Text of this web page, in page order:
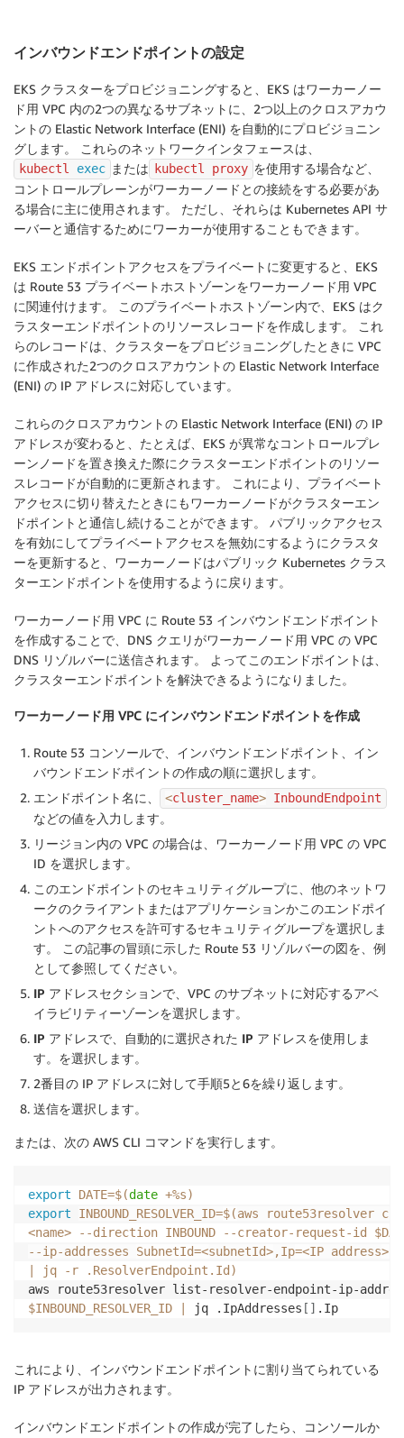
インバウンドエンドポイントの設定
EKS クラスターをプロビジョニングすると、EKS はワーカーノー
ド用 VPC 内の2つの異なるサブネットに、2つ以上のクロスアカウ
ントの Elastic Network Interface (ENI) を自動的にプロビジョニン
グします。 これらのネットワークインタフェースは、
kubectl exec または kubectl proxy を使用する場合など、
コントロールプレーンがワーカーノードとの接続をする必要があ
る場合に主に使用されます。 ただし、それらは Kubernetes API サ
ーバーと通信するためにワーカーが使用することもできます。
EKS エンドポイントアクセスをプライベートに変更すると、EKS
は Route 53 プライベートホストゾーンをワーカーノード用 VPC
に関連付けます。 このプライベートホストゾーン内で、EKS はク
ラスターエンドポイントのリソースレコードを作成します。 これ
らのレコードは、クラスターをプロビジョニングしたときに VPC
に作成された2つのクロスアカウントの Elastic Network Interface
(ENI) の IP アドレスに対応しています。
これらのクロスアカウントの Elastic Network Interface (ENI) の IP
アドレスが変わると、たとえば、EKS が異常なコントロールプレ
ーンノードを置き換えた際にクラスターエンドポイントのリソー
スレコードが自動的に更新されます。 これにより、プライベート
アクセスに切り替えたときにもワーカーノードがクラスターエン
ドポイントと通信し続けることができます。 パブリックアクセス
を有効にしてプライベートアクセスを無効にするようにクラスタ
ーを更新すると、ワーカーノードはパブリック Kubernetes クラス
ターエンドポイントを使用するように戻ります。
ワーカーノード用 VPC に Route 53 インバウンドエンドポイント
を作成することで、DNS クエリがワーカーノード用 VPC の VPC
DNS リゾルバーに送信されます。 よってこのエンドポイントは、
クラスターエンドポイントを解決できるようになりました。
ワーカーノード用 VPC にインバウンドエンドポイントを作成
Route 53 コンソールで、 インバウンドエンドポイント、イン
バウンドエンドポイントの作成の順に選択します。
エンドポイント名に、 <cluster_name> InboundEndpoint
などの値を入力します。
リージョン内の VPC の場合は、ワーカーノード用 VPC の VPC
ID を選択します。
このエンドポイントのセキュリティグループに、他のネットワ
ークのクライアントまたはアプリケーションかこのエンドポイ
ントへのアクセスを許可するセキュリティグループを選択しま
す。 この記事の冒頭に示した Route 53 リゾルバーの図を、例
として参照してください。
IP アドレスセクションで、VPC のサブネットに対応するアベ
イラビリティーゾーンを選択します。
IP アドレスで、
自動的に選択された IP アドレスを使用しま
す。 を選択します。
2番目の IP アドレスに対して手順5と6を繰り返します。
送信を選択します。
または、次の AWS CLI コマンドを実行します。
export DATE=$(date +%s)
export
INBOUND_RESOLVER_ID=$(aws route53resolver
<name> --direction INBOUND --creator-request-id
--ip-addresses SubnetId=<subnetId>,Ip=<IP address>
jq -r .ResolverEndpoint.Id )
aws route53resolver list-resolver-endpoint-ip-
$INBOUND_RESOLVER_ID
jq .IpAddresses [ ]
これにより、インバウンドエンドポイントに割り当てられている
IP アドレスが出力されます。
インバウンドエンドポイントの作成が完了したら、コンソールか